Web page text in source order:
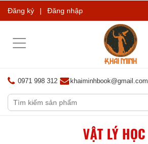
Đăng ký | Đăng nhập
Toggle
0971 998 312 khaiminhbook@gmail.com
VẬT LÝ HỌC